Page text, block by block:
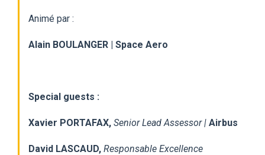
Animé par :
Alain BOULANGER | Space Aero
Special guests :
Xavier PORTAFAX, Senior Lead Assessor | Airbus
David LASCAUD, Responsable Excellence